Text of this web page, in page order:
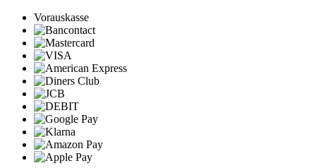
Vorauskasse